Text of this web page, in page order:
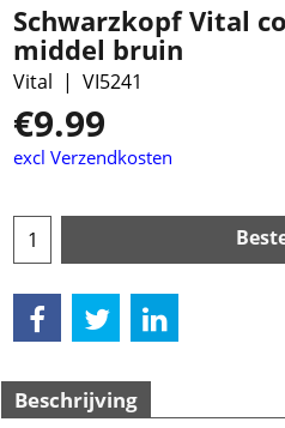
Schwarzkopf Vital
middel bruin
Vital VI5241
€9.99
excl Verzendkosten
Beschrijving